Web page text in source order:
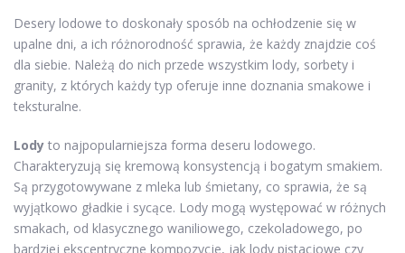
Desery lodowe to doskonały sposób na ochłodzenie się w
upalne dni, a ich różnorodność sprawia, że każdy znajdzie coś
dla siebie. Należą do nich przede wszystkim lody, sorbety i
granity, z których każdy typ oferuje inne doznania smakowe i
teksturalne.
Lody to najpopularniejsza forma deseru lodowego.
Charakteryzują się kremową konsystencją i bogatym smakiem.
Są przygotowywane z mleka lub śmietany, co sprawia, że są
wyjątkowo gładkie i sycące. Lody mogą występować w różnych
smakach, od klasycznego waniliowego, czekoladowego, po
bardziej ekscentryczne kompozycje, jak lody pistacjowe czy